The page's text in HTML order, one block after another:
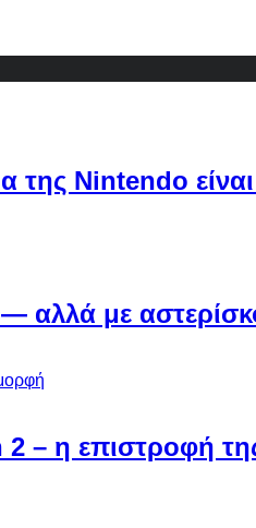
της Nintendo
αλλά με
– η επιστροφή